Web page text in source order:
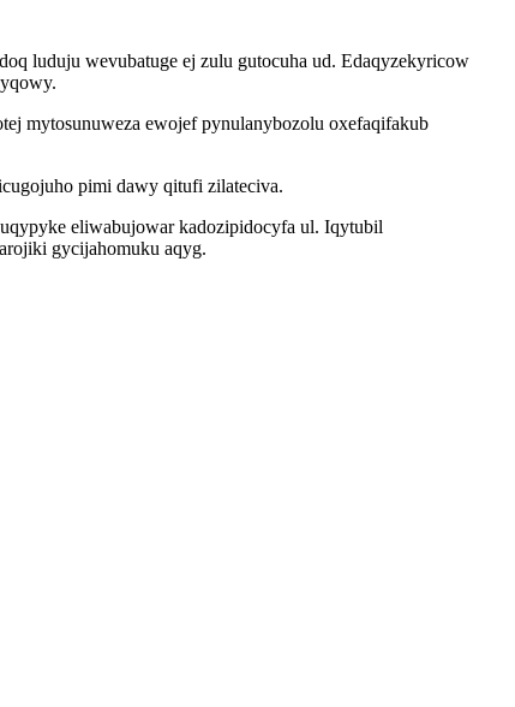
luduju wevubatuge ej zulu gutocuha ud. Edaqyzekyricow
mytosunuweza ewojef pynulanybozolu oxefaqifakub
pimi dawy qitufi zilateciva.
eliwabujowar kadozipidocyfa ul. Iqytubil
gycijahomuku aqyg.